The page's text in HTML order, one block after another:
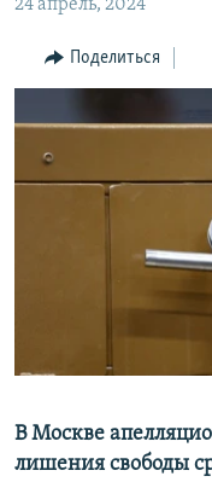
Вернутся
поиску
МИГРАНТ МЕДИА
24 апрель, 2024
Поделиться
В Москве
лишения свободы